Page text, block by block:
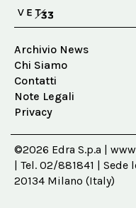
Archivio News
Chi Siamo
Contatti
Note Legali
Privacy
©2026 Edra S.p.a |
| Tel. 02/881841 | Sede
20134 Milano (Italy)